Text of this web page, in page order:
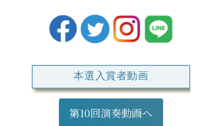
本選入賞者動画
第10回演奏動画へ